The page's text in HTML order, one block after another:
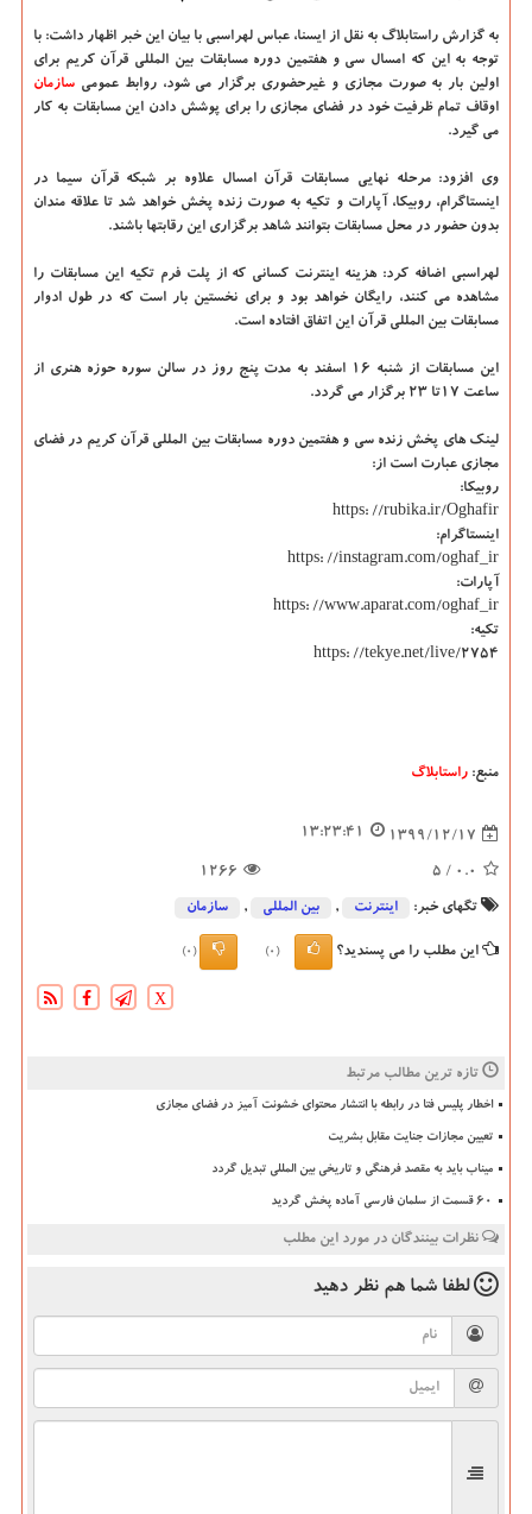
به گزارش راستابلاگ به نقل از ایسنا، عباس لهراسبی با بیان این خبر اظهار داشت: با
توجه به این که امسال سی و هفتمین دوره مسابقات بین المللی قرآن کریم برای
اولین بار به صورت مجازی و غیرحضوری برگزار می شود، روابط عمومی سازمان
اوقاف تمام ظرفیت خود در فضای مجازی را برای پوشش دادن این مسابقات به کار
می گیرد.
وی افزود: مرحله نهایی مسابقات قرآن امسال علاوه بر شبکه قرآن سیما در
اینستاگرام، روبیکا، آپارات و تکیه به صورت زنده پخش خواهد شد تا علاقه مندان
بدون حضور در محل مسابقات بتوانند شاهد برگزاری این رقابتها باشند.
لهراسبی اضافه کرد: هزینه اینترنت کسانی که از پلت فرم تکیه این مسابقات را
مشاهده می کنند، رایگان خواهد بود و برای نخستین بار است که در طول ادوار
مسابقات بین المللی قرآن این اتفاق افتاده است.
این مسابقات از شنبه ۱۶ اسفند به مدت پنج روز در سالن سوره حوزه هنری از
ساعت ۱۷تا ۲۳ برگزار می گردد.
لینک های پخش زنده سی و هفتمین دوره مسابقات بین المللی قرآن کریم در فضای
مجازی عبارت است از:
روبیکا:
https: //rubika.ir/Oghafir
اینستاگرام:
https: //instagram.com/oghaf_ir
آپارات:
https: //www.aparat.com/oghaf_ir
تکیه:
https: //tekye.net/live/۲۷۵۴
منبع: راستابلاگ
1399/12/17
13:23:41
0.0
/ 5
1266
تگهای خبر: اینترنت , بین المللی , سازمان
این مطلب را می پسندید؟ (0)
(0)
X
تازه ترین مطالب مرتبط
اخطار پلیس فتا در رابطه با انتشار محتوای خشونت آمیز در فضای مجازی
تعیین مجازات جنایت مقابل بشریت
میناب باید به مقصد فرهنگی و تاریخی بین المللی تبدیل گردد
۶۰ قسمت از سلمان فارسی آماده پخش گردید
نظرات بینندگان در مورد این مطلب
لطفا شما هم نظر دهید